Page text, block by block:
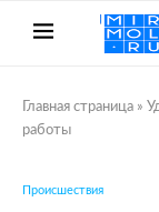
Главная страница »
работы
Происшествия